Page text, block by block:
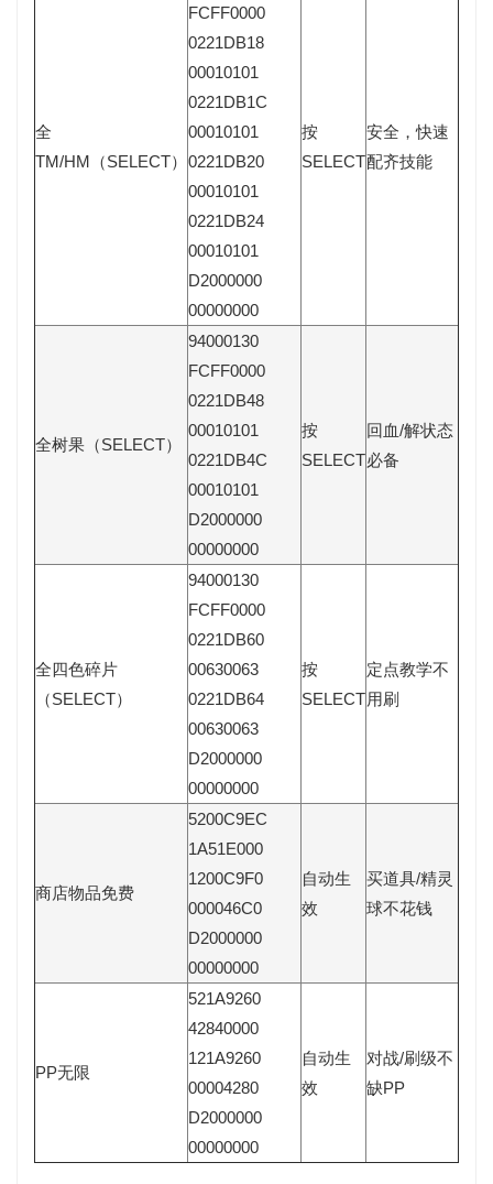
全
TM/HM（SELECT）
FCFF0000
0221DB18
00010101
0221DB1C
00010101
0221DB20
00010101
0221DB24
00010101
D2000000
00000000
按
SELECT
安全，快速
配齐技能
全树果（SELECT）
94000130
FCFF0000
0221DB48
00010101
0221DB4C
00010101
D2000000
00000000
按
SELECT
回血/解状态
必备
全四色碎片
（SELECT）
94000130
FCFF0000
0221DB60
00630063
0221DB64
00630063
D2000000
00000000
按
SELECT
定点教学不
用刷
商店物品免费
5200C9EC
1A51E000
1200C9F0
000046C0
D2000000
00000000
自动生
效
买道具/精灵
球不花钱
PP无限
521A9260
42840000
121A9260
00004280
D2000000
00000000
自动生
效
对战/刷级不
缺PP